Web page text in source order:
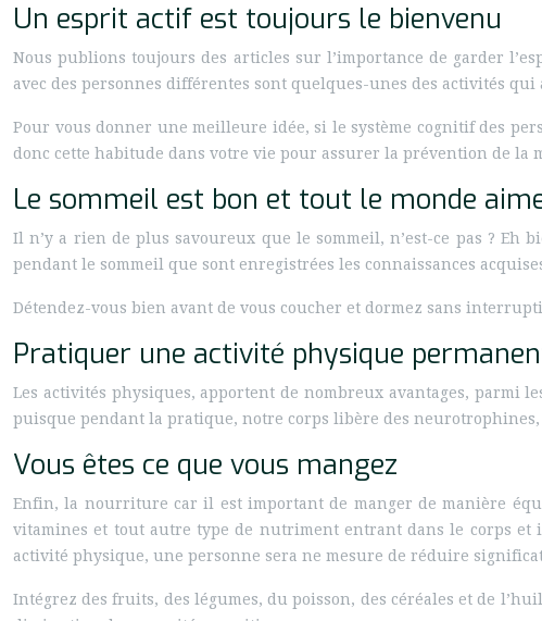
Un esprit actif est toujours le bienvenu
Nous publions toujours des articles sur l’importance de garder
avec des personnes différentes sont quelques-unes des activités
Pour vous donner une meilleure idée, si le système cognitif des
donc cette habitude dans votre vie pour assurer la prévention de la
Le sommeil est bon et tout le monde
Il n’y a rien de plus savoureux que le sommeil, n’est-ce pas ?
pendant le sommeil que sont enregistrées les connaissances
Détendez-vous bien avant de vous coucher et dormez sans
Pratiquer une activité physique
Les activités physiques, apportent de nombreux avantages, parmi
puisque pendant la pratique, notre corps libère des
Vous êtes ce que vous mangez
Enfin, la nourriture car il est important de manger de manière
vitamines et tout autre type de nutriment entrant dans le corps et
activité physique, une personne sera ne mesure de réduire
Intégrez des fruits, des légumes, du poisson, des céréales et de